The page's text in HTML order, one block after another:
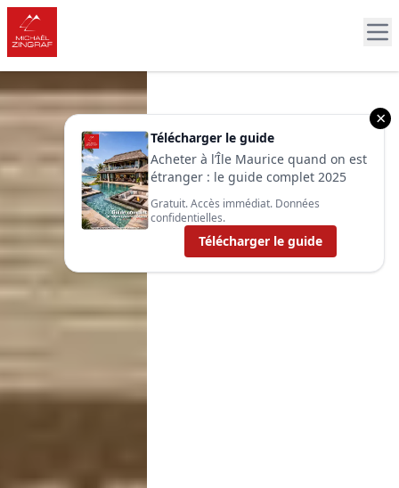
×
Télécharger le guide
Acheter à l’Île Maurice quand on est
étranger : le guide complet 2025
Gratuit. Accès immédiat. Données
confidentielles.
Télécharger le guide